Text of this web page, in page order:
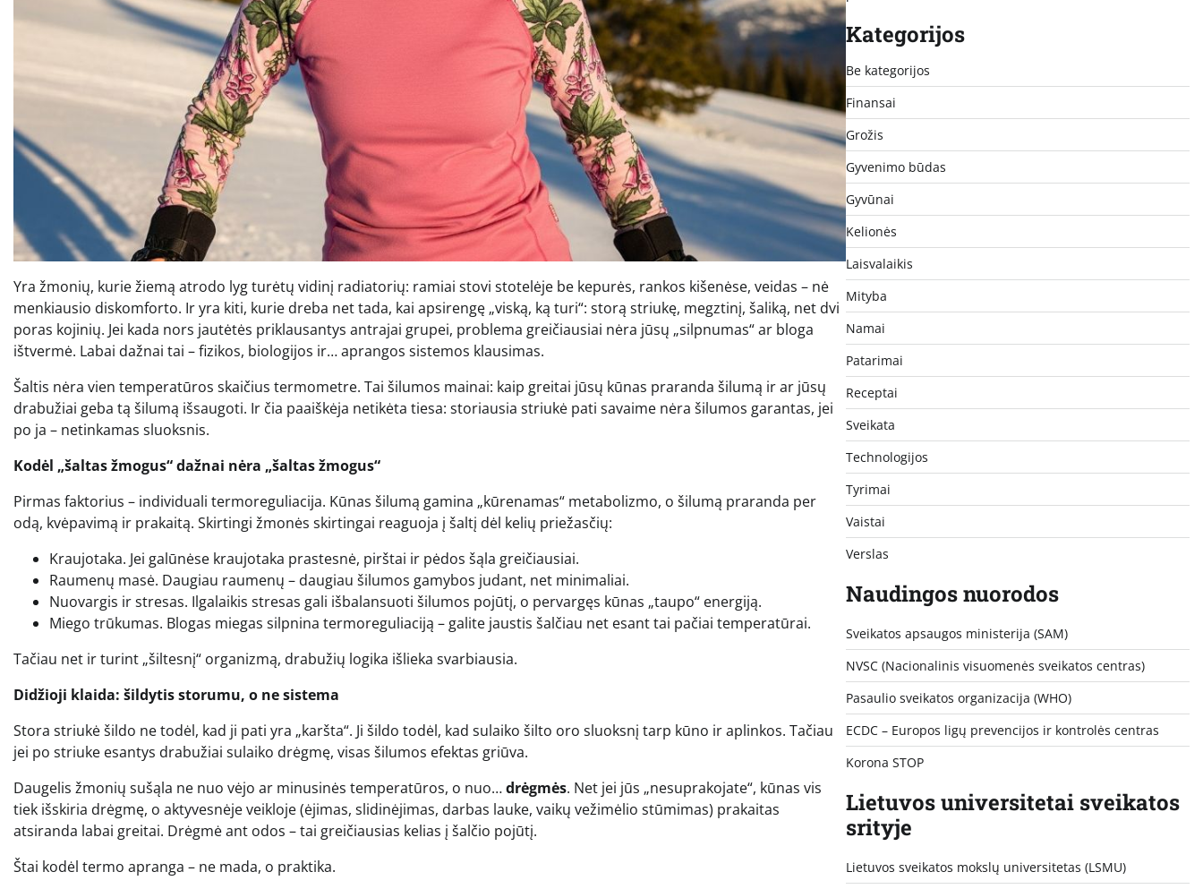
Yra žmonių, kurie žiemą atrodo lyg turėtų vidinį radiatorių: ramiai stovi stotelėje be kepurės, rankos kišenėse, veidas – nė
menkiausio diskomforto. Ir yra kiti, kurie dreba net tada, kai apsirengę „viską, ką turi“: storą striukę, megztinį, šaliką, net dvi
poras kojinių. Jei kada nors jautėtės priklausantys antrajai grupei, problema greičiausiai nėra jūsų „silpnumas“ ar bloga
ištvermė. Labai dažnai tai – fizikos, biologijos ir… aprangos sistemos klausimas.
Šaltis nėra vien temperatūros skaičius termometre. Tai šilumos mainai: kaip greitai jūsų kūnas praranda šilumą ir ar jūsų
drabužiai geba tą šilumą išsaugoti. Ir čia paaiškėja netikėta tiesa: storiausia striukė pati savaime nėra šilumos garantas, jei
po ja – netinkamas sluoksnis.
Kodėl „šaltas žmogus“ dažnai nėra „šaltas žmogus“
Pirmas faktorius – individuali termoreguliacija. Kūnas šilumą gamina „kūrenamas“ metabolizmo, o šilumą praranda per
odą, kvėpavimą ir prakaitą. Skirtingi žmonės skirtingai reaguoja į šaltį dėl kelių priežasčių:
Kraujotaka. Jei galūnėse kraujotaka prastesnė, pirštai ir pėdos šąla greičiausiai.
Raumenų masė. Daugiau raumenų – daugiau šilumos gamybos judant, net minimaliai.
Nuovargis ir stresas. Ilgalaikis stresas gali išbalansuoti šilumos pojūtį, o pervargęs kūnas „taupo“ energiją.
Miego trūkumas. Blogas miegas silpnina termoreguliaciją – galite jaustis šalčiau net esant tai pačiai temperatūrai.
Tačiau net ir turint „šiltesnį“ organizmą, drabužių logika išlieka svarbiausia.
Didžioji klaida: šildytis storumu, o ne sistema
Stora striukė šildo ne todėl, kad ji pati yra „karšta“. Ji šildo todėl, kad sulaiko šilto oro sluoksnį tarp kūno ir aplinkos. Tačiau
jei po striuke esantys drabužiai sulaiko drėgmę, visas šilumos efektas griūva.
Daugelis žmonių sušąla ne nuo vėjo ar minusinės temperatūros, o nuo…drėgmės. Net jei jūs „nesuprakojate“, kūnas vis
tiek išskiria drėgmę, o aktyvesnėje veikloje (ėjimas, slidinėjimas, darbas lauke, vaikų vežimėlio stūmimas) prakaitas
atsiranda labai greitai. Drėgmė ant odos – tai greičiausias kelias į šalčio pojūtį.
Štai kodėl termo apranga – ne mada, o praktika.
Kategorijos
Be kategorijos
Finansai
Grožis
Gyvenimo būdas
Gyvūnai
Kelionės
Laisvalaikis
Mityba
Namai
Patarimai
Receptai
Sveikata
Technologijos
Tyrimai
Vaistai
Verslas
Naudingos nuorodos
Sveikatos apsaugos ministerija (SAM)
NVSC (Nacionalinis visuomenės sveikatos centras)
Pasaulio sveikatos organizacija (WHO)
ECDC – Europos ligų prevencijos ir kontrolės centras
Korona STOP
Lietuvos universitetai sveikatos
srityje
Lietuvos sveikatos mokslų universitetas (LSMU)